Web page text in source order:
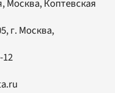
Москва, Коптевская
, г. Москва,
12